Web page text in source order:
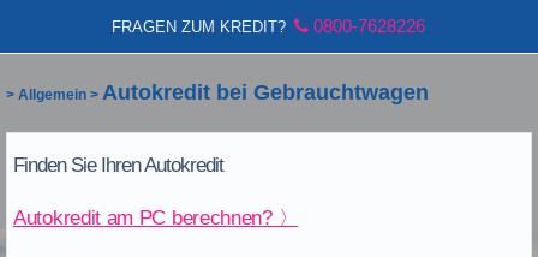
FRAGEN ZUM KREDIT? 0800-7628226
> Allgemein > Autokredit bei Gebrauchtwagen
Finden Sie Ihren Autokredit
Autokredit am PC berechnen? 〉